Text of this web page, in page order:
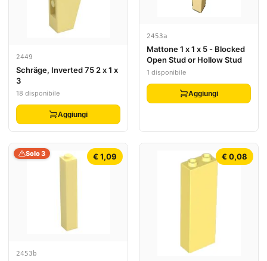
2449
Schräge, Inverted 75 2 x 1 x
3
18 disponibile
Aggiungi
2453a
Mattone 1 x 1 x 5 - Blocked
Open Stud or Hollow Stud
1 disponibile
Aggiungi
€ 1,09
Solo 3
2453b
€ 0,08